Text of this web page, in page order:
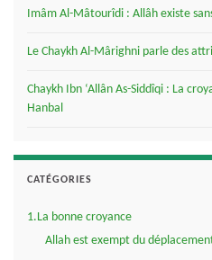
Imâm Al-Mâtourîdi : Allâh existe
Le Chaykh Al-Mârighni parle des
Chaykh Ibn ‘Allân As-Siddîqi : La
Hanbal
CATÉGORIES
1.La bonne croyance
Allah est exempt du